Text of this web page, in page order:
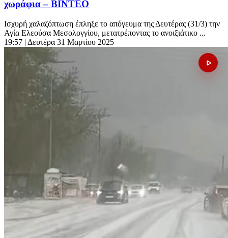
χωράφια – ΒΙΝΤΕΟ
Ισχυρή χαλαζόπτωση έπληξε το απόγευμα της Δευτέρας (31/3) την
Αγία Ελεούσα Μεσολογγίου, μετατρέποντας το ανοιξιάτικο ...
19:57 | Δευτέρα 31 Μαρτίου 2025